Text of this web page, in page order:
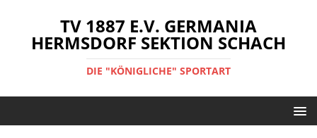
TV 1887 E.V. GERMANIA
HERMSDORF SEKTION SCHACH
DIE "KÖNIGLICHE" SPORTART